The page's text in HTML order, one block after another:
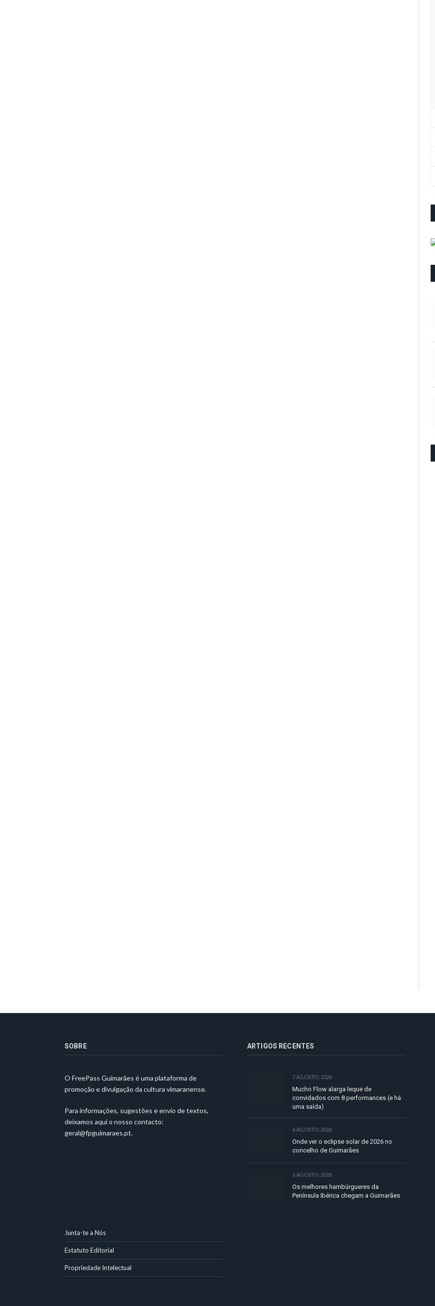
SOBRE
O FreePass Guimarães é uma plataforma de
promoção e divulgação da cultura vimaranense.
Para informações, sugestões e envio de textos,
deixamos aqui o nosso contacto:
geral@fpguimaraes.pt.
ARTIGOS RECENTES
7 AGOSTO, 2026
Mucho Flow alarga leque de
convidados com 8 performances (e há
uma saída)
6 AGOSTO, 2026
Onde ver o eclipse solar de 2026 no
concelho de Guimarães
6 AGOSTO, 2026
Os melhores hambúrgueres da
Península Ibérica chegam a Guimarães
Junta-te a Nós
Estatuto Editorial
Propriedade Intelectual